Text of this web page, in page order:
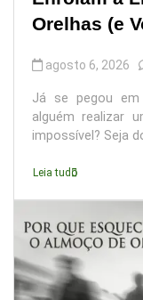
Orelhas (e
agosto 6, 2026
Já se pegou
alguém realizar
impossível? Seja
Leia tudo